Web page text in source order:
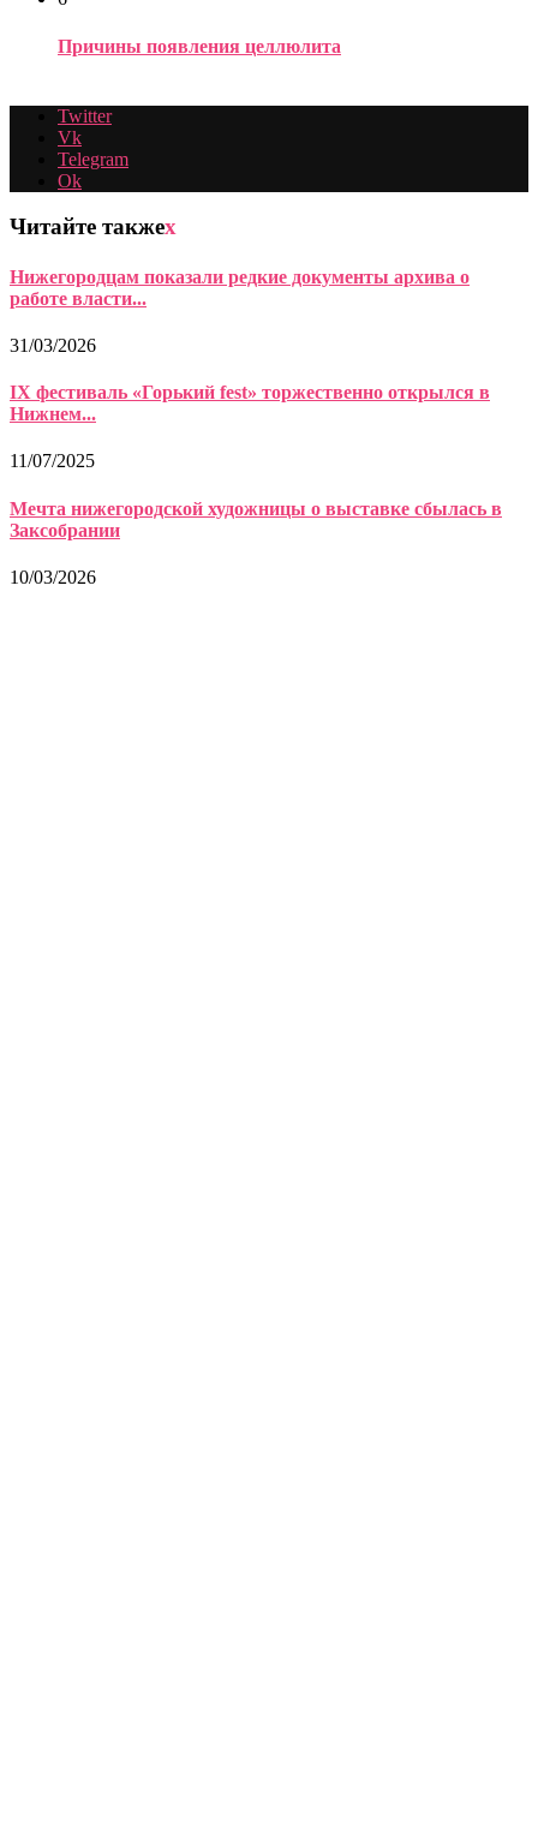
Причины появления целлюлита
Twitter
Vk
Telegram
Ok
Читайте такжеx
Нижегородцам показали редкие документы архива о
работе власти...
31/03/2026
IX фестиваль «Горький fest» торжественно открылся в
Нижнем...
11/07/2025
Мечта нижегородской художницы о выставке сбылась в
Заксобрании
10/03/2026